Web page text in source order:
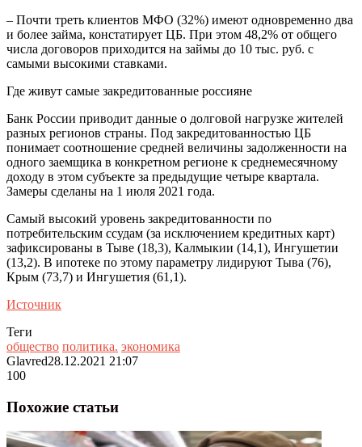
– Почти треть клиентов МФО (32%) имеют одновременно два
и более займа, констатирует ЦБ. При этом 48,2% от общего
числа договоров приходится на займы до 10 тыс. руб. с
самыми высокими ставками.
Где живут самые закредитованные россияне
Банк России приводит данные о долговой нагрузке жителей
разных регионов страны. Под закредитованностью ЦБ
понимает соотношение средней величины задолженности на
одного заемщика в конкретном регионе к среднемесячному
доходу в этом субъекте за предыдущие четыре квартала.
Замеры сделаны на 1 июля 2021 года.
Самый высокий уровень закредитованности по
потребительским ссудам (за исключением кредитных карт)
зафиксированы в Тыве (18,3), Калмыкии (14,1), Ингушетии
(13,2). В ипотеке по этому параметру лидируют Тыва (76),
Крым (73,7) и Ингушетия (61,1).
Источник
Теги
общество политика. экономика
Glavred28.12.2021 21:07
100
Похожие статьи